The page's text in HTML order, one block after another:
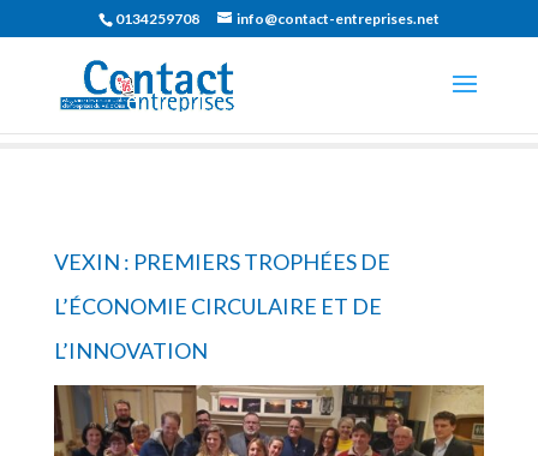
0134259708 info@contact-entreprises.net
VEXIN : PREMIERS TROPHÉES DE
L’ÉCONOMIE CIRCULAIRE ET DE
L’INNOVATION